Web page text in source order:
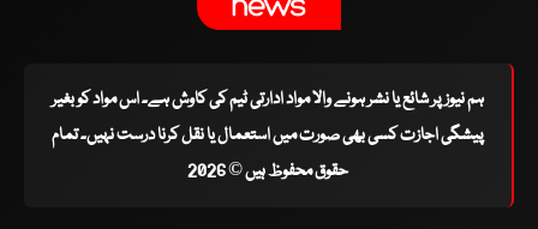
ہم نیوز پر شائع یا نشر ہونے والا مواد ادارتی ٹیم کی کاوش ہے۔ اس مواد کو بغیر
پیشگی اجازت کسی بھی صورت میں استعمال یا نقل کرنا درست نہیں۔ تمام
حقوق محفوظ ہیں © 2026